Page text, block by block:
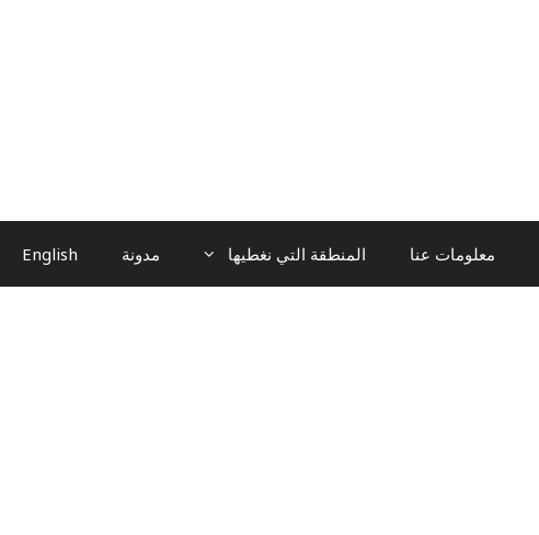
معلومات عنا المنطقة التي نغطيها مدونة English